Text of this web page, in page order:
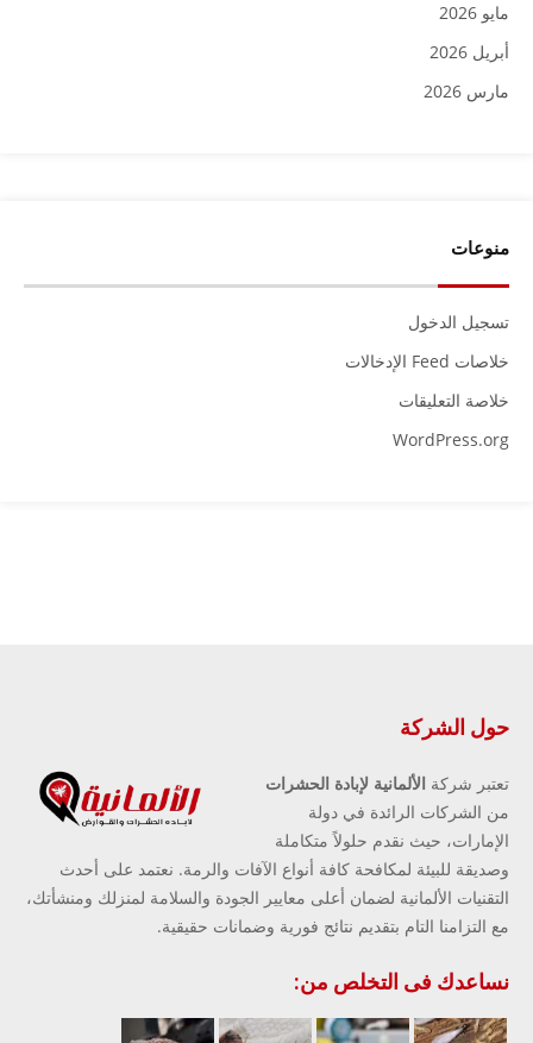
مايو 2026
أبريل 2026
مارس 2026
منوعات
تسجيل الدخول
خلاصات Feed الإدخالات
خلاصة التعليقات
WordPress.org
حول الشركة
تعتبر شركة الألمانية لإبادة الحشرات
من الشركات الرائدة في دولة
الإمارات، حيث نقدم حلولاً متكاملة
وصديقة للبيئة لمكافحة كافة أنواع الآفات والرمة. نعتمد على أحدث
التقنيات الألمانية لضمان أعلى معايير الجودة والسلامة لمنزلك ومنشأتك،
مع التزامنا التام بتقديم نتائج فورية وضمانات حقيقية.
نساعدك فى التخلص من: